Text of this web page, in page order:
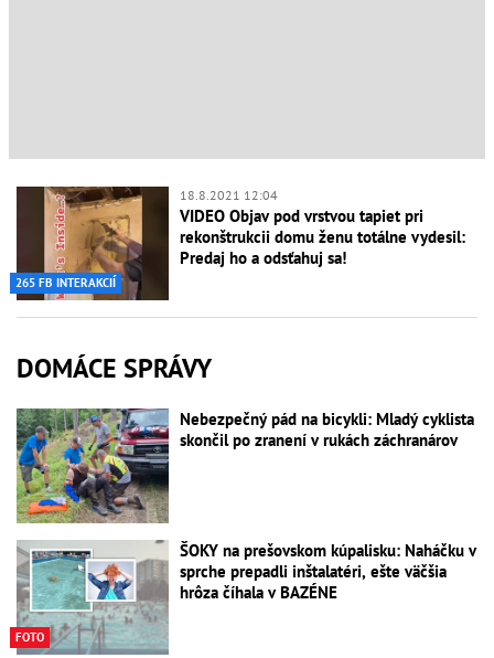
265 FB INTERAKCIÍ
18.8.2021 12:04
VIDEO Objav pod vrstvou tapiet pri
rekonštrukcii domu ženu totálne vydesil:
Predaj ho a odsťahuj sa!
DOMÁCE SPRÁVY
Nebezpečný pád na bicykli: Mladý cyklista
skončil po zranení v rukách záchranárov
FOTO
ŠOKY na prešovskom kúpalisku: Naháčku v
sprche prepadli inštalatéri, ešte väčšia
hrôza číhala v BAZÉNE